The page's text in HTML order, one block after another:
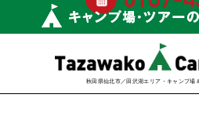
秋田県仙北市／田沢湖エリア・キャンプ場